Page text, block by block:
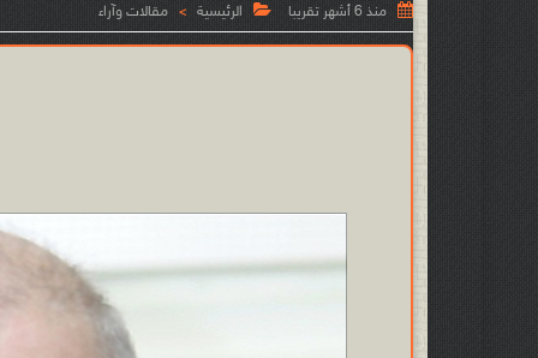
 منذ 6 أشهر تقريبا  الرئيسية > مقالات وآراء